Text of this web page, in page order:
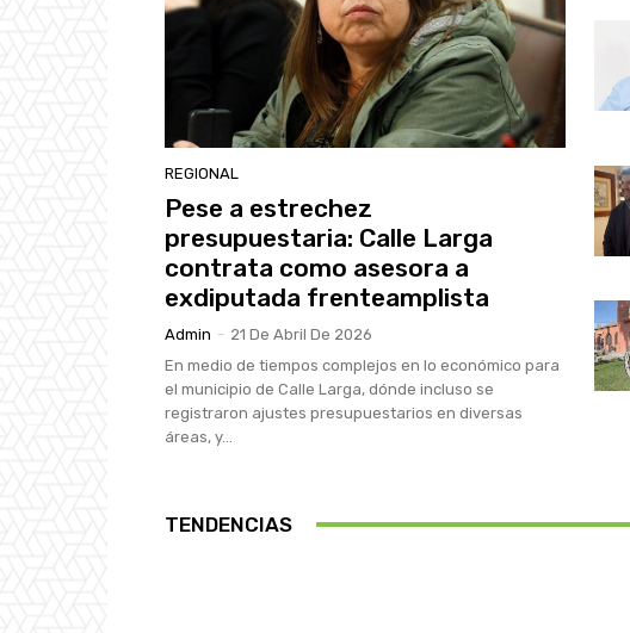
REGIONAL
Pese a estrechez
presupuestaria: Calle Larga
contrata como asesora a
exdiputada frenteamplista
Admin - 21 De Abril De 2026
En medio de tiempos complejos en lo económico para
el municipio de Calle Larga, dónde incluso se
registraron ajustes presupuestarios en diversas
áreas, y...
TENDENCIAS